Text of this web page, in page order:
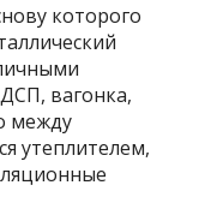
которого
вагонка,
между
утеплителем,